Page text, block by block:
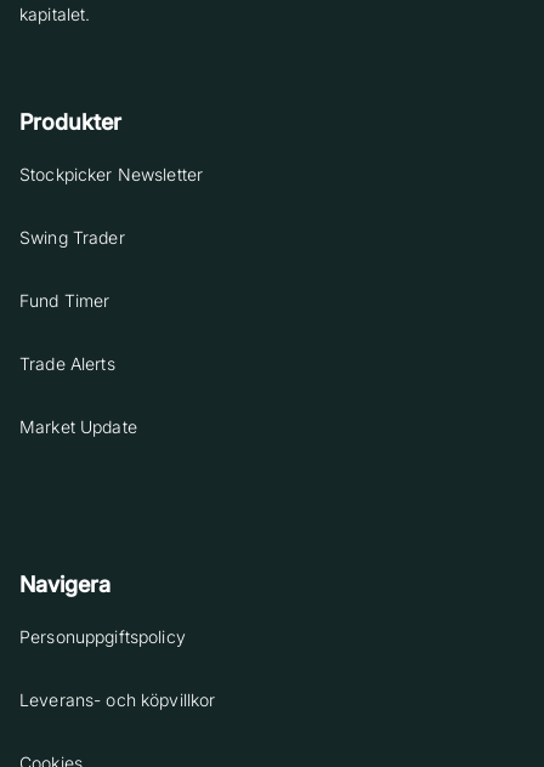
kapitalet.
Produkter
Stockpicker Newsletter
Swing Trader
Fund Timer
Trade Alerts
Market Update
Navigera
Personuppgiftspolicy
Leverans- och köpvillkor